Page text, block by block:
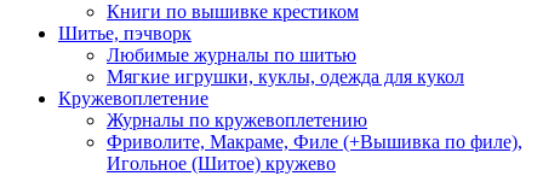
Книги по вышивке крестиком
Шитье, пэчворк
Любимые журналы по шитью
Мягкие игрушки, куклы, одежда для кукол
Кружевоплетение
Журналы по кружевоплетению
Фриволите, Макраме, Филе (+Вышивка по филе),
Игольное (Шитое) кружево